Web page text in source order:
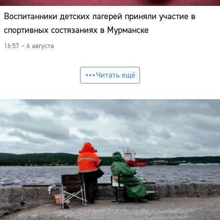
Воспитанники детских лагерей приняли участие в
спортивных состязаниях в Мурманске
16:57 – 6 августа
Читать ещё